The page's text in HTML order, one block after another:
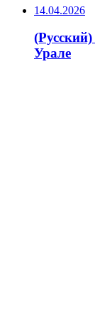
14.04.2026
Урале